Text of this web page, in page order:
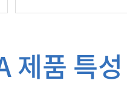
제품 특성